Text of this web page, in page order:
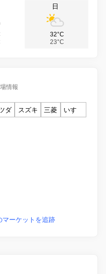
日
32°C
23°C
情報
ダ スズキ 三菱
いすゞ
ーケットを追跡